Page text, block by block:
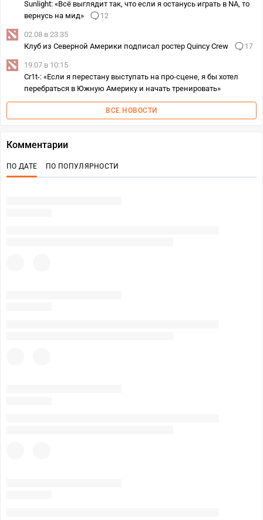
Sunlight: «Всё выглядит так, что если я останусь играть в NA, то
вернусь на мид»
12
02.08 в 23:35
Клуб из Северной Америки подписал ростер Quincy Crew
17
19.07 в 10:15
Cr1t-: «Если я перестану выступать на про-сцене, я бы хотел
перебраться в Южную Америку и начать тренировать»
ВСЕ НОВОСТИ
Комментарии
ПО ДАТЕ ПО ПОПУЛЯРНОСТИ